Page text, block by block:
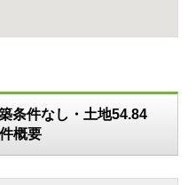
条件なし・土地54.84
概要